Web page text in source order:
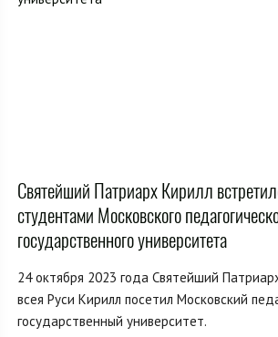
Святейший Патриарх Кирилл
студентами Московского
государственного университета
24 октября 2023 года Святейший
всея Руси Кирилл посетил Московский
государственный университет.